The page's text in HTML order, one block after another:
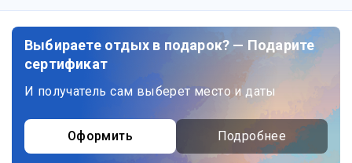
Выбираете отдых в подарок? — Подарите
сертификат
И получатель сам выберет место и даты
Оформить Подробнее